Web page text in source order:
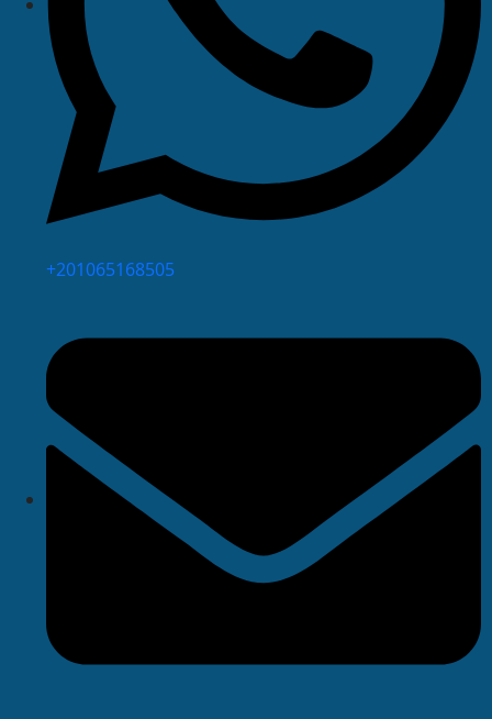
⁦+201065168505